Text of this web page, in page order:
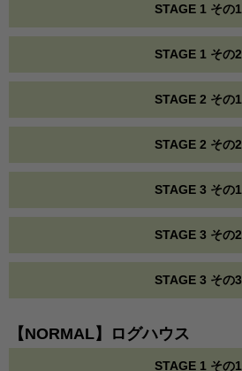
STAGE 1 その1
STAGE 1 その2
STAGE 2 その1
STAGE 2 その2
STAGE 3 その1
STAGE 3 その2
STAGE 3 その3
【NORMAL】ログハウス
STAGE 1 その1